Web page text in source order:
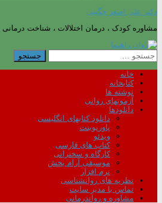
دکتر علی اصغر چگینی
مشاوره کودک ، درمان اختلالات ، شناخت درمانی
جستجو
برای:
خانه
کتابخانه
نوشته ها
آزمونهای روانی
دانلودها
دانلود کتابهای انگلیسی
پاورپوینت
ویدئو
کتاب های فارسی
کارگاه و سخنرانی
موسیقی آرام بخش
نرم افزار
نظریه های روانشناسی
تماس با مدیر سایت
مشاوره و رواندرمانی